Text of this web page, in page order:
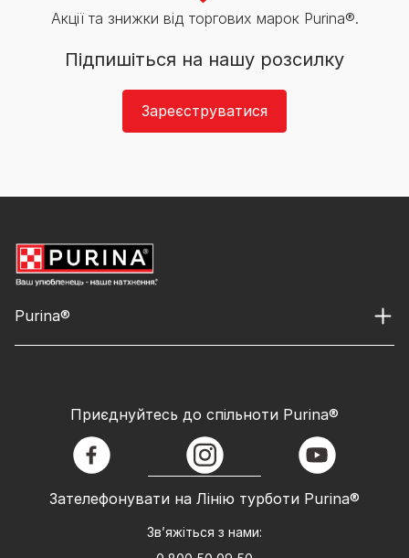
Акції та знижки від торгових марок Purina®.
Підпишіться на нашу розсилку
Зареєструватися
Purina®
Зателефонувати на Лінію турботи Purina®
Зв’яжіться з нами:
Приєднуйтесь до спільноти Purina®
facebook instagram youtube